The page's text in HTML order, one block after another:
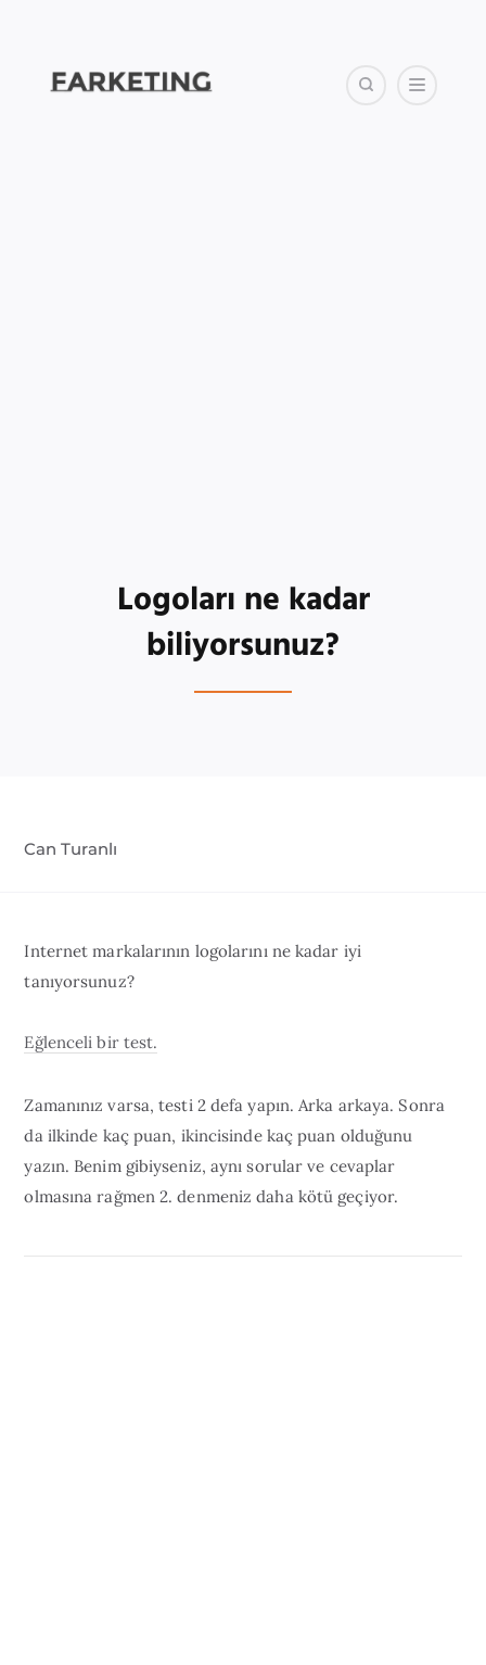
Logoları ne kadar
biliyorsunuz?
Can Turanlı
Internet markalarının logolarını ne kadar iyi
tanıyorsunuz?
Eğlenceli bir test.
Zamanınız varsa, testi 2 defa yapın. Arka arkaya. Sonra
da ilkinde kaç puan, ikincisinde kaç puan olduğunu
yazın. Benim gibiyseniz, aynı sorular ve cevaplar
olmasına rağmen 2. denmeniz daha kötü geçiyor.